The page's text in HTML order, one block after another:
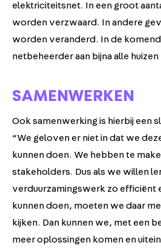
elektriciteitsnet. In een groot
worden verzwaard. In andere
worden veranderd. In de komende
netbeheerder aan bijna alle
SAMENWERKEN
Ook samenwerking is hierbij een
“We geloven er niet in dat we
kunnen doen. We hebben te
stakeholders. Dus als we willen
verduurzamingswerk zo efficiënt
kunnen doen, moeten we daar
kijken. Dan kunnen we, met een
meer oplossingen komen en